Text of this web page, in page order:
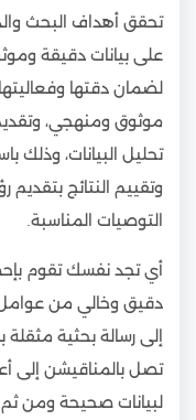
تحقق أهداف البحث
على بيانات دقيقة
لضمان دقتها
موثوق ومنهجي،
تحليل البيانات، وذلك
وتقييم النتائج بتقديم
التوصيات المناسبة.
أي تجد نفسك تقوم
دقيق وخالي من
إلى رسالة بحثية مثقلة
تصل بالمناقيشن إلى
لبيانات صحيحة ومن ثم